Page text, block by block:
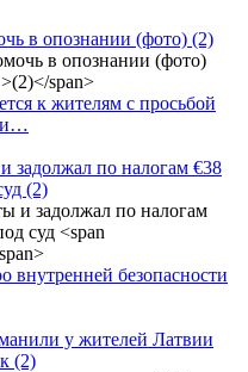
в опознании (фото) (2)
к жителям с просьбой
задолжал по налогам €38
(2)
внутренней безопасности
у жителей Латвии
(2)